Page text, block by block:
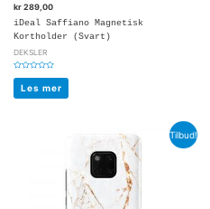
kr289,00
iDeal Saffiano Magnetisk
Kortholder (Svart)
DEKSLER
av
5
Les mer
Tilbud!